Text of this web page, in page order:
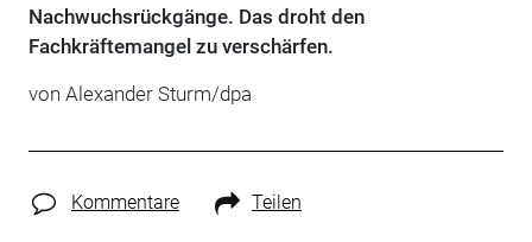
Nachwuchsrückgänge. Das droht den
Fachkräftemangel zu verschärfen.
von Alexander Sturm/dpa
Kommentare Teilen